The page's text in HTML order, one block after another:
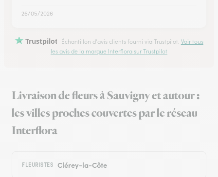
26/05/2026
Trustpilot Échantillon d'avis clients fourni via Trustpilot. Voir tous
les avis de la marque Interflora sur Trustpilot
Livraison de fleurs à Sauvigny et autour :
les villes proches couvertes par le réseau
Interflora
FLEURISTES Clérey-la-Côte